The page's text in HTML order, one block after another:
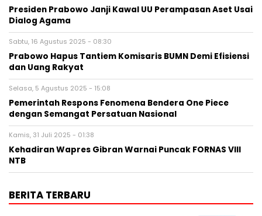
Presiden Prabowo Janji Kawal UU Perampasan Aset Usai
Dialog Agama
Sabtu, 16 Agustus 2025 - 08:30
Prabowo Hapus Tantiem Komisaris BUMN Demi Efisiensi
dan Uang Rakyat
Selasa, 5 Agustus 2025 - 15:08
Pemerintah Respons Fenomena Bendera One Piece
dengan Semangat Persatuan Nasional
Kamis, 31 Juli 2025 - 01:38
Kehadiran Wapres Gibran Warnai Puncak FORNAS VIII
NTB
BERITA TERBARU